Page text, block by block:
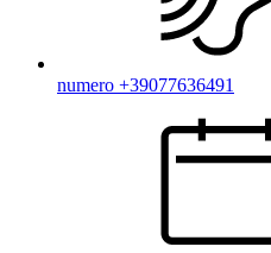
numero +39077636491